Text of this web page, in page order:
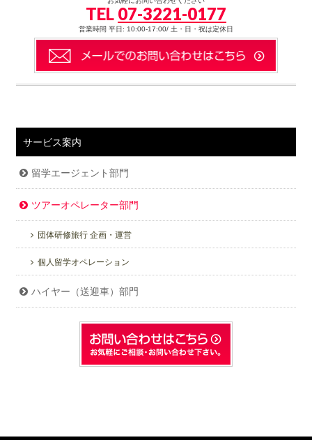
TEL 07-3221-0177
営業時間 平日: 10:00-17:00/ 土・日・祝は定休日
サービス案内
留学エージェント部門
ツアーオペレーター部門
団体研修旅行 企画・運営
個人留学オペレーション
ハイヤー（送迎車）部門